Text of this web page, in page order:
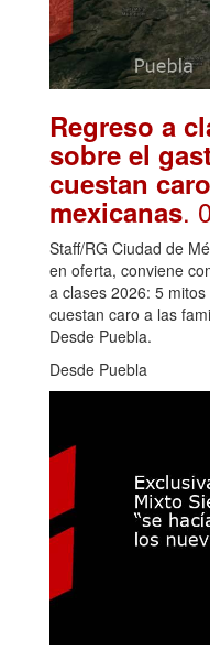
Regreso a
sobre el
cuestan
mexicanas.
Staff/RG Ciudad de
en oferta, conviene
a clases 2026: 5
cuestan caro a las
Desde Puebla.
Desde Puebla